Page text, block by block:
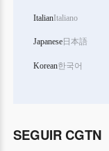
ItalianItaliano
Japanese日本語
Korean한국어
SEGUIR CGTN